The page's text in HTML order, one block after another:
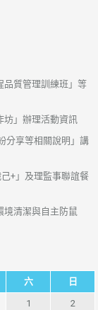
品質管理訓練班」等
坊」辦理活動資訊
分享等相關說明」講
+」及理監事聯誼餐
境清潔與自主防鼠
六 日
1 2